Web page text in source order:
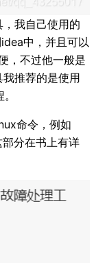
我自己使用的
中，并且可以
，不过他一般是
推荐的是使用
命令，例如
部分在书上有详